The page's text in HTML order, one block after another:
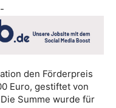
den Förderpreis
Euro, gestiftet von
Summe wurde für